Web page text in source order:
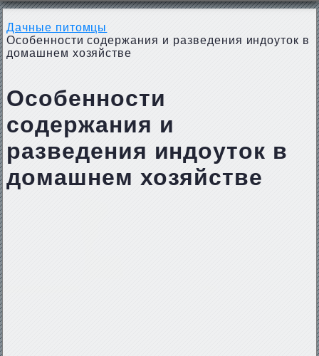
Дачные питомцы
Особенности содержания и разведения индоуток в
домашнем хозяйстве
Особенности
содержания и
разведения индоуток в
домашнем хозяйстве